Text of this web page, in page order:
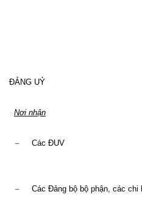
ĐẢNG UỶ
Nơi nhận
– Các ĐUV
– Các Đảng bộ bộ phận, các chi